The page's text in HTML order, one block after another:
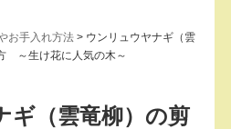
お手入れ方法 > ウンリュウヤナギ（雲
～生け花に人気の木～
ギ（雲竜柳）の剪